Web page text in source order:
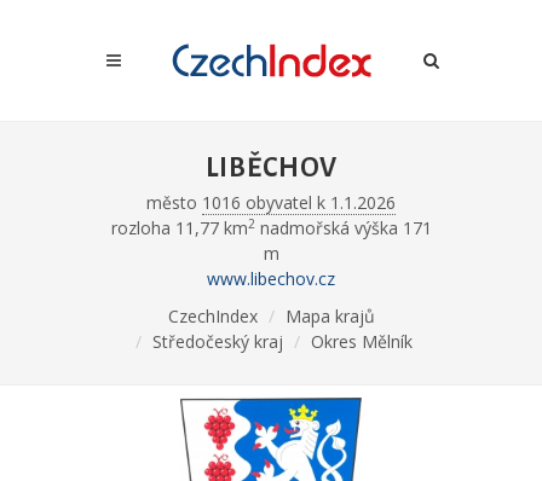
LIBĚCHOV
město 1016 obyvatel k 1.1.2026
rozloha 11,77 km2nadmořská výška 171
m
www.libechov.cz
CzechIndex
Mapa krajů
Středočeský kraj
Okres Mělník